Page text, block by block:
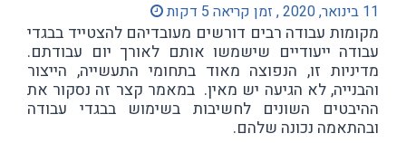
11 בינואר, 2020 , זמן קריאה 5 דקות
מקומות עבודה רבים דורשים מעובדיהם להצטייד בבגדי
עבודה ייעודיים שישמשו אותם לאורך יום עבודתם.
מדיניות זו, הנפוצה מאוד בתחומי התעשייה, הייצור
והבנייה, לא הגיעה יש מאין. במאמר קצר זה נסקור את
ההיבטים השונים לחשיבות בשימוש בבגדי עבודה
ובהתאמה נכונה שלהם.